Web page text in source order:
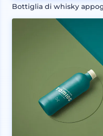
Bottiglia di whisky